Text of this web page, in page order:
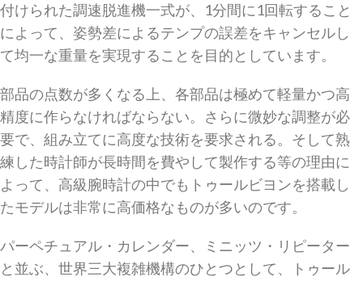
付けられた調速脱進機一式が、1分間に1回転すること
によって、姿勢差によるテンプの誤差をキャンセルし
て均一な重量を実現することを目的としています。
部品の点数が多くなる上、各部品は極めて軽量かつ高
精度に作らなければならない。さらに微妙な調整が必
要で、組み立てに高度な技術を要求される。そして熟
練した時計師が長時間を費やして製作する等の理由に
よって、高級腕時計の中でもトゥールビヨンを搭載し
たモデルは非常に高価格なものが多いのです。
パーペチュアル・カレンダー、ミニッツ・リピーター
と並ぶ、世界三大複雑機構のひとつとして、トゥール